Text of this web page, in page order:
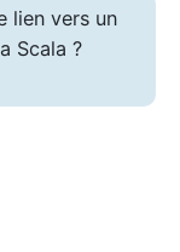
lien vers un
Scala ?